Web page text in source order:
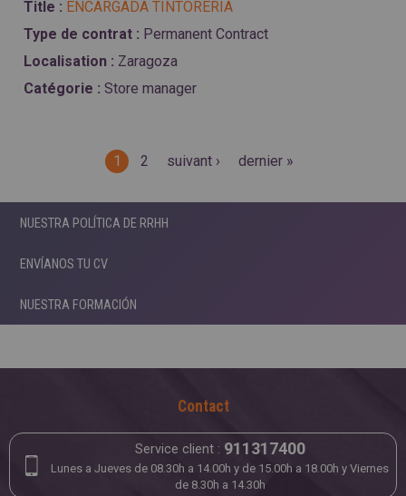
ENCARGADA TINTORERÍA
Permanent Contract
Zaragoza
Store manager
1 2 suivant › dernier »
NUESTRA POLÍTICA DE RRHH
ENVÍANOS TU CV
NUESTRA FORMACIÓN
Contact
Service client : 911317400
Lunes a Jueves de 08.30h a 14.00h y de 15.00h a 18.00h y Viernes
de 8.30h a 14.30h